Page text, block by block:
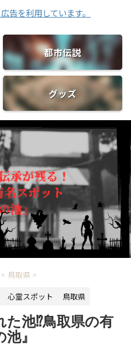
しています。
都市伝説
グッズ
> 鳥取県 >
心霊スポット 鳥取県
た池⁉鳥取県の有
』